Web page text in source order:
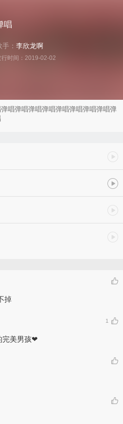
唱
手： 李欣龙啊
时间： 2019-02-02
唱弹唱弹唱弹唱弹唱弹唱弹唱弹唱弹
掉
1
完美男孩❤